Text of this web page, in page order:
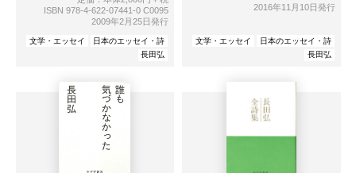
ISBN 978-4-622-07441-0 C0095
2009年2月25日発行
文学・エッセイ
日本のエッセイ・詩
長田弘
2016年11月10日発行
文学・エッセイ
日本のエッセイ・詩
長田弘